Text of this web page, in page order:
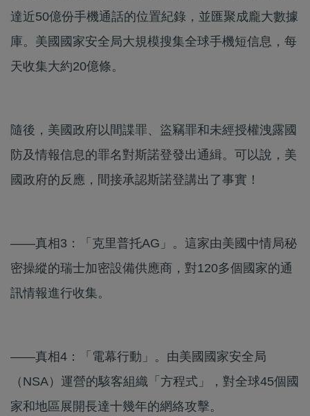
達近50億份手機通話的位置紀錄，並匯聚成龐大數據
庫。美國國家安全局大規模搜集全球手機短信息，每
天收集大約20億條。
隨後，美國政府以間諜罪、盜竊罪和未經授權洩露國
防及情報信息的罪名對斯諾登發出通緝。可以說，美
國政府的反應，間接承認斯諾登講出了事實！
——真相3：「克里普托AG」。這家由美國中情局秘
密操縱的瑞士加密設備供應商，對120多個國家的通
訊情報進行收集。
——真相4：「電幕行動」。由美國國家安全局
（NSA）運營的駭客組織「方程式」，對全球45個國
家和地區展開長達十幾年的網絡攻擊。